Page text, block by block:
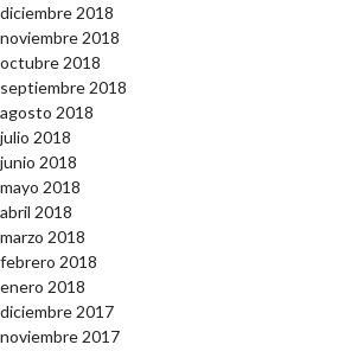
diciembre 2018
noviembre 2018
octubre 2018
septiembre 2018
agosto 2018
julio 2018
junio 2018
mayo 2018
abril 2018
marzo 2018
febrero 2018
enero 2018
diciembre 2017
noviembre 2017